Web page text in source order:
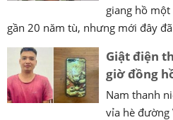
giang hồ
gần 20 năm tù, nhưng mới đây
Giật điện
giờ đồng
Nam thanh
vỉa hè đường